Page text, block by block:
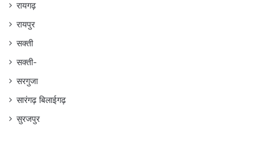
रायगढ़
रायपुर
सक्ती
सक्ती-
सरगुजा
सारंगढ़ बिलाईगढ़
सुरजपुर